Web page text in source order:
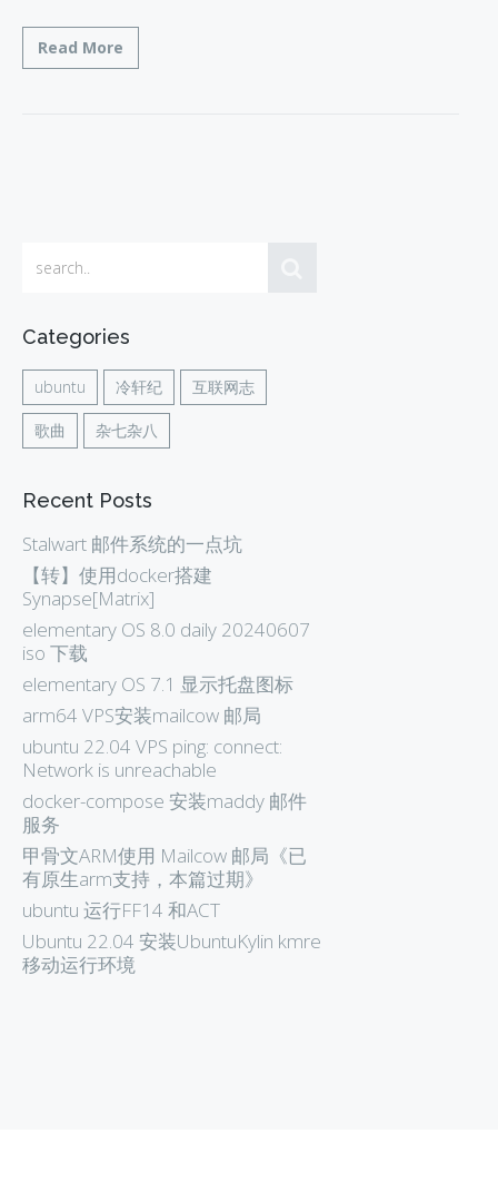
Read More
Categories
ubuntu 冷轩纪 互联网志
歌曲 杂七杂八
Recent Posts
Stalwart 邮件系统的一点坑
【转】使用docker搭建
Synapse[Matrix]
elementary OS 8.0 daily 20240607
iso 下载
elementary OS 7.1 显示托盘图标
arm64 VPS安装mailcow 邮局
ubuntu 22.04 VPS ping: connect:
Network is unreachable
docker-compose 安装maddy 邮件
服务
甲骨文ARM使用 Mailcow 邮局《已
有原生arm支持，本篇过期》
ubuntu 运行FF14 和ACT
Ubuntu 22.04 安装UbuntuKylin kmre
移动运行环境